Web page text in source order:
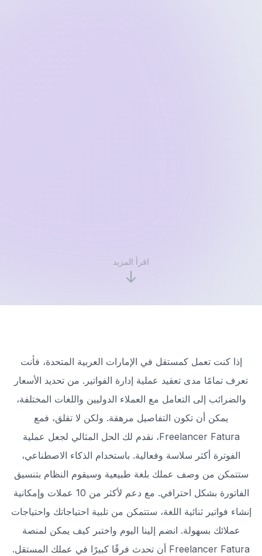
اقرأ المزيد
إذا كنت تعمل كمستقل في الإمارات العربية المتحدة، فأنت
تعرف تمامًا مدى تعقيد عملية إدارة الفواتير. من تحديد الأسعار
والضرائب إلى التعامل مع العملاء الدوليين واللغات المختلفة،
يمكن أن تكون التفاصيل مرهقة. ولكن لا تقلق، فمع
Freelancer Fatura، نقدم لك الحل المثالي لجعل عملية
الفوترة أكثر سلاسة وفعالية. باستخدام الذكاء الاصطناعي،
ستتمكن من وصف عملك بلغة طبيعية وسيقوم النظام بتنسيق
الفاتورة بشكل احترافي. مع دعم لأكثر من 10 عملات وإمكانية
إنشاء فواتير ثنائية اللغة، ستتمكن من تلبية احتياجاتك واحتياجات
عملائك بسهولة. انضم إلينا اليوم واختبر كيف يمكن لمنصة
Freelancer Fatura أن تحدث فرقًا كبيرًا في عملك المستقل.